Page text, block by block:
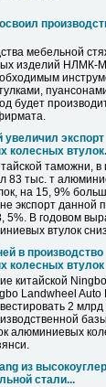
мебельной
изделий НЛМК-
,
будет
увеличил экспорт
колесных втулок
таможни, в
83 тыс. т
, на 15, 9%
экспорт данной
5%. В годовом
втулок
в производство
колесных втулок
китайской
Landwheel Auto
2
алюминиевых
из
стали...